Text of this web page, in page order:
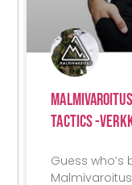
Tactics -
Guess